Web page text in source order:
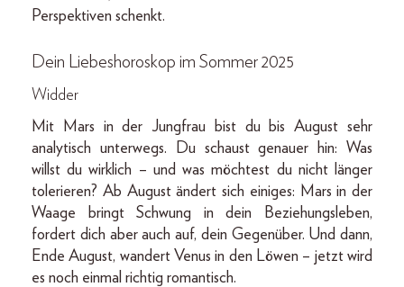
Perspektiven schenkt.
Dein Liebeshoroskop im Sommer 2025
Widder
Mit Mars in der Jungfrau bist du bis August sehr
analytisch unterwegs. Du schaust genauer hin: Was
willst du wirklich – und was möchtest du nicht länger
tolerieren? Ab August ändert sich einiges: Mars in der
Waage bringt Schwung in dein Beziehungsleben,
fordert dich aber auch auf, dein Gegenüber. Und dann,
Ende August, wandert Venus in den Löwen – jetzt wird
es noch einmal richtig romantisch.